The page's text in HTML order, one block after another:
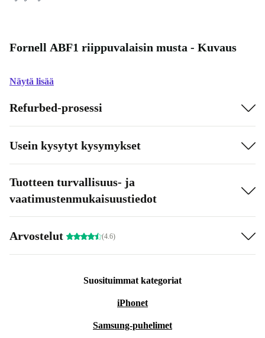
Fornell ABF1 riippuvalaisin musta - Kuvaus
Näytä lisää
Refurbed-prosessi
Usein kysytyt kysymykset
Tuotteen turvallisuus- ja
vaatimustenmukaisuustiedot
Arvostelut (4.6)
Suosituimmat kategoriat
iPhonet
Samsung-puhelimet